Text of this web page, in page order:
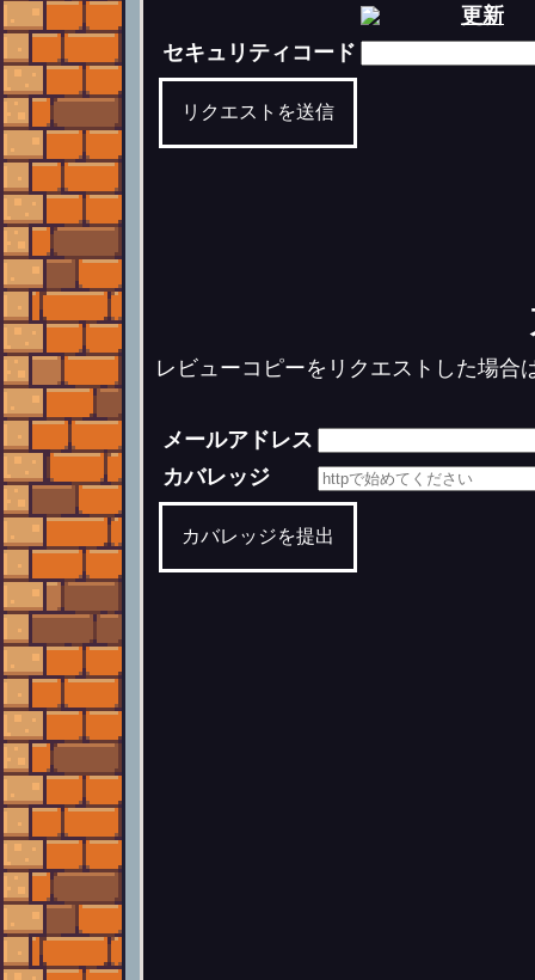
更新
セキュリティコード
リクエストを送信
レビューコピーをリクエストした場合
メールアドレス
カバレッジ
カバレッジを提出